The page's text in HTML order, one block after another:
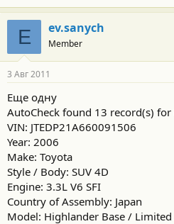
E ev.sanych
Member
3 Авг 2011
Еще одну
AutoCheck found 13 record(s) for
VIN: JTEDP21A660091506
Year: 2006
Make: Toyota
Style / Body: SUV 4D
Engine: 3.3L V6 SFI
Country of Assembly: Japan
Model: Highlander Base /